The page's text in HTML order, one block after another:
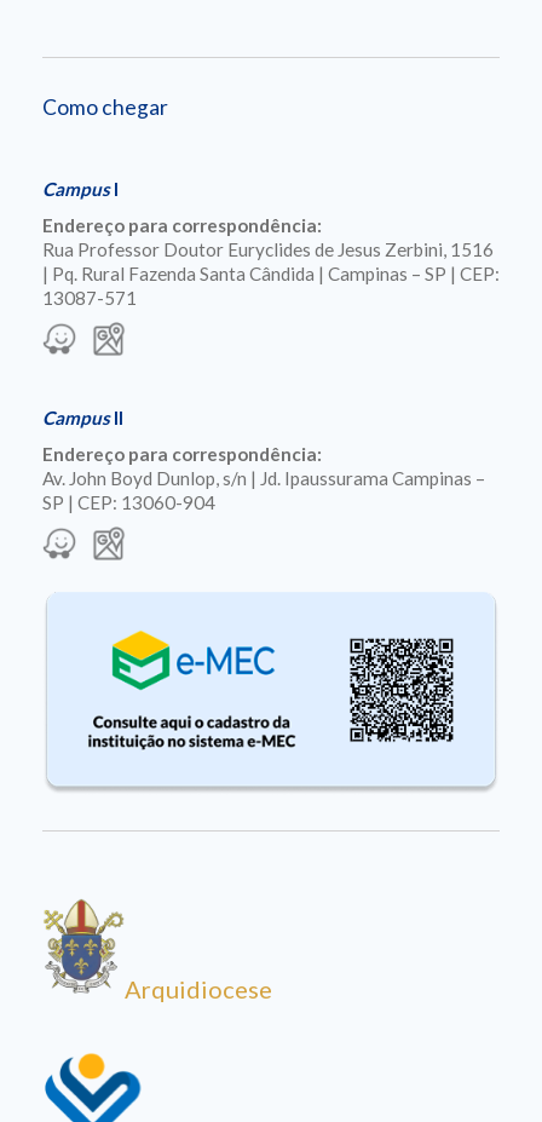
Como chegar
CampusI
Endereço para correspondência:
Rua Professor Doutor Euryclides de Jesus Zerbini, 1516
| Pq. Rural Fazenda Santa Cândida | Campinas – SP | CEP:
13087-571
CampusII
Endereço para correspondência:
Av. John Boyd Dunlop, s/n | Jd. Ipaussurama Campinas –
SP | CEP: 13060-904
Arquidiocese